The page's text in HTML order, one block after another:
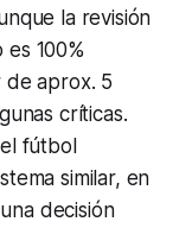
la revisión
100%
de aprox. 5
críticas.
fútbol
similar, en
decisión